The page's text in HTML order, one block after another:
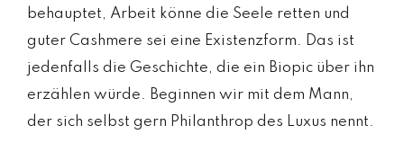
behauptet, Arbeit könne die Seele retten und
guter Cashmere sei eine Existenzform. Das ist
jedenfalls die Geschichte, die ein Biopic über ihn
erzählen würde. Beginnen wir mit dem Mann,
der sich selbst gern Philanthrop des Luxus nennt.